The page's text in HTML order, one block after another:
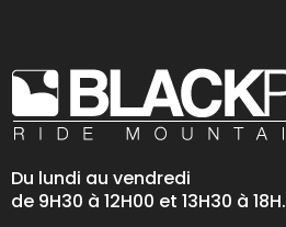
Du lundi au vendredi
de 9H30 à 12H00 et 13H30 à 18H.